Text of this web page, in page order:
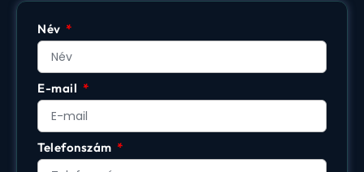
Név
E-mail
Telefonszám